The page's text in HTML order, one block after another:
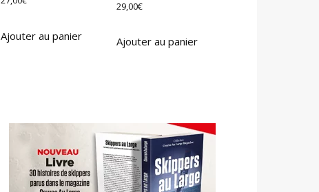
Ajouter au panier
29,00€
Ajouter au panier